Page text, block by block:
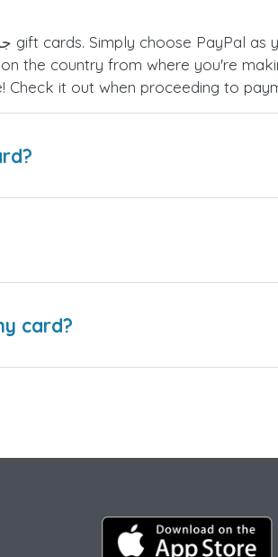
the country from where you're
Check it out when proceeding to
card?